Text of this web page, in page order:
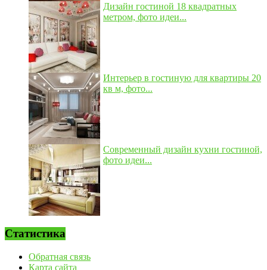
Дизайн гостиной 18 квадратных
метром, фото идеи...
Интерьер в гостиную для квартиры 20
кв м, фото...
Современный дизайн кухни гостиной,
фото идеи...
Статистика
Обратная связь
Карта сайта